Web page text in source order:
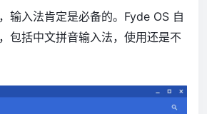
输入法肯定是必备的。Fyde OS 自
包括中文拼音输入法，使用还是不